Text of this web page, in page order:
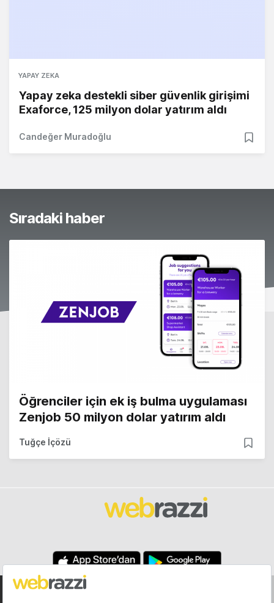
YAPAY ZEKA
Yapay zeka destekli siber güvenlik girişimi
Exaforce, 125 milyon dolar yatırım aldı
Candeğer Muradoğlu
Sıradaki haber
Öğrenciler için ek iş bulma uygulaması
Zenjob 50 milyon dolar yatırım aldı
Tuğçe İçözü